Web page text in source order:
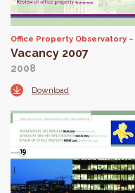
Office Property Observatory
Vacancy 2007
2008
Download